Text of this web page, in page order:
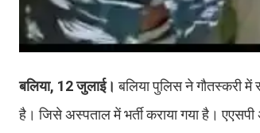
बलिया, 12 जुलाई। बलिया पुलिस ने गौतस्करी
है। जिसे अस्पताल में भर्ती कराया गया है।